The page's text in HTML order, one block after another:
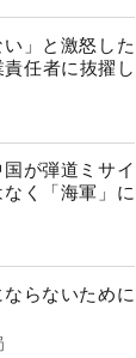
」と激怒した
任者に抜擢し
が弾道ミサイ
く「海軍」に
ならないために